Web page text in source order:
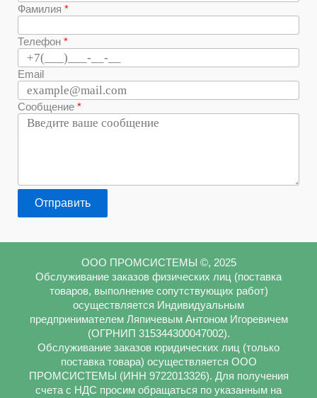
Фамилия
Телефон
Email
Сообщение
Отправить
ООО ПРОМСИСТЕМЫ ©, 2025
Обслуживание заказов физических лиц (поставка
товаров, выполнение сопутствующих работ)
осуществляется Индивидуальным
предпринимателем Ляпичевым Антоном Игоревичем
(ОГРНИП 315344300047002).
Обслуживание заказов юридических лиц (только
поставка товара) осуществляется ООО
ПРОМСИСТЕМЫ (ИНН 9722013326). Для получения
счета с НДС просим обращаться по указанным на